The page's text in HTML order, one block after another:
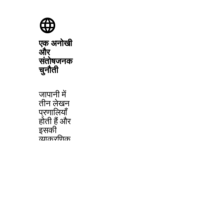
समझने से
आप शब्दों
के खेल,
सांस्कृतिक
संदर्भ और
वह हास्य
पकड़ पाते हैं
सबटाइटल्स
नहीं पहुँचा
पाते।
language
एक अनोखी
और
संतोषजनक
चुनौती
जापानी में
तीन लेखन
प्रणालियाँ
होती हैं और
इसकी
व्याकरणिक